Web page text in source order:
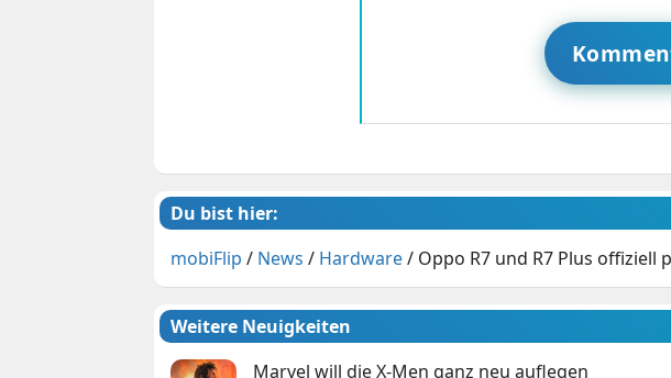
Du bist hier:
mobiFlip / News / Hardware/ Oppo R7 und R7 Plus offiziell
Weitere Neuigkeiten
Marvel will die X-Men ganz neu auflegen